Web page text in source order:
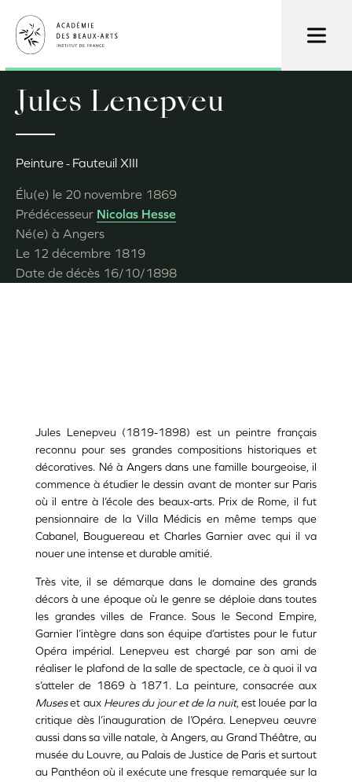
contenu
principal
Jules Lenepveu
Peinture Fauteuil XIII
Élu(e) le 20 novembre 1869
Prédécesseur Nicolas Hesse
Né(e) à Angers
Le 12 décembre 1819
Date de décès 16/10/1898
Jules Lenepveu (1819-1898) est un peintre français
reconnu pour ses grandes compositions historiques et
décoratives. Né à Angers dans une famille bourgeoise, il
commence à étudier le dessin avant de monter sur Paris
où il entre à l’école des beaux-arts. Prix de Rome, il fut
pensionnaire de la Villa Médicis en même temps que
Cabanel, Bouguereau et Charles Garnier avec qui il va
nouer une intense et durable amitié.
Très vite, il se démarque dans le domaine des grands
décors à une époque où le genre se déploie dans toutes
les grandes villes de France. Sous le Second Empire,
Garnier l’intègre dans son équipe d’artistes pour le futur
Opéra impérial. Lenepveu est chargé par son ami de
réaliser le plafond de la salle de spectacle, ce à quoi il va
s’atteler de 1869 à 1871. La peinture, consacrée aux
Museset aux Heures du jour et de la nuit, est louée par la
critique dès l’inauguration de l’Opéra. Lenepveu œuvre
aussi dans sa ville natale, à Angers, au Grand Théâtre, au
musée du Louvre, au Palais de Justice de Paris et surtout
au Panthéon où il exécute une fresque remarquée sur la